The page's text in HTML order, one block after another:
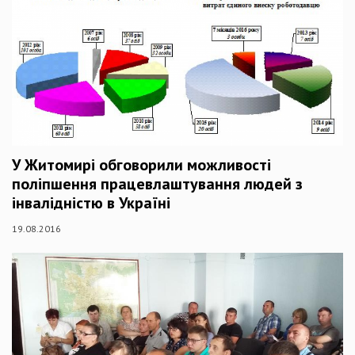
У Житомирі обговорили можливості
поліпшення працевлаштування людей з
інвалідністю в Україні
19.08.2016